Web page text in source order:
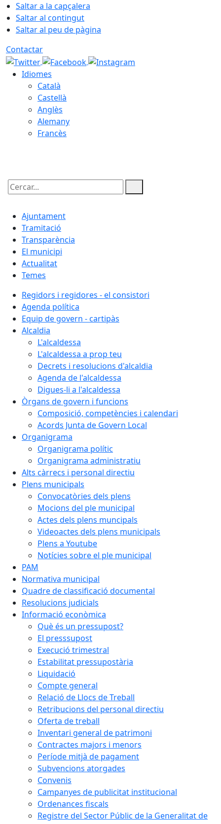
Saltar a la capçalera
Saltar al contingut
Saltar al peu de pàgina
Contactar
Idiomes
Català
Castellà
Anglès
Alemany
Francès
Cercar:
Ajuntament
Tramitació
Transparència
El municipi
Actualitat
Temes
Regidors i regidores - el consistori
Agenda política
Equip de govern - cartipàs
Alcaldia
L'alcaldessa
L'alcaldessa a prop teu
Decrets i resolucions d'alcaldia
Agenda de l'alcaldessa
Digues-li a l'alcaldessa
Òrgans de govern i funcions
Composició, competències i calendari
Acords Junta de Govern Local
Organigrama
Organigrama polític
Organigrama administratiu
Alts càrrecs i personal directiu
Plens municipals
Convocatòries dels plens
Mocions del ple municipal
Actes dels plens muncipals
Videoactes dels plens municipals
Plens a Youtube
Notícies sobre el ple municipal
PAM
Normativa municipal
Quadre de classificació documental
Resolucions judicials
Informació econòmica
Què és un pressupost?
El presssupost
Execució trimestral
Estabilitat pressupostària
Liquidació
Compte general
Relació de Llocs de Treball
Retribucions del personal directiu
Oferta de treball
Inventari general de patrimoni
Contractes majors i menors
Període mitjà de pagament
Subvencions atorgades
Convenis
Campanyes de publicitat institucional
Ordenances fiscals
Registre del Sector Públic de la Generalitat de